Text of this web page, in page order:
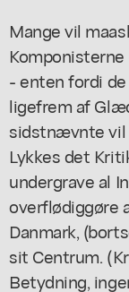
Mange vil
- enten fordi
ligefrem af
sidstnævnte vil
Lykkes det
undergrave al
overflødiggøre
Danmark,
sit Centrum.
Betydning,